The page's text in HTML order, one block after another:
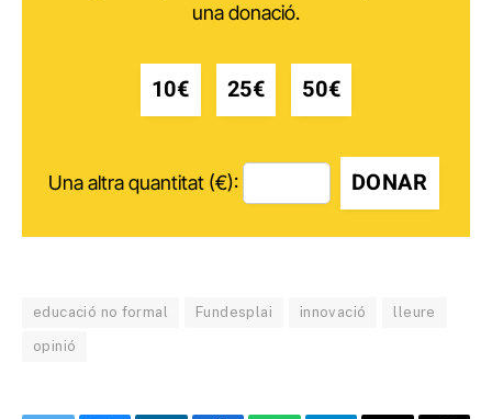
una donació.
10€ 25€ 50€
Una altra quantitat (€): DONAR
educació no formal Fundesplai innovació lleure
opinió